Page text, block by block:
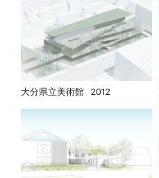
大分県立美術館 2012